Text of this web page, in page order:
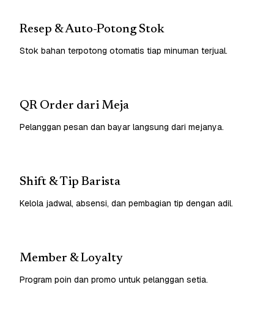
Resep & Auto-Potong Stok
Stok bahan terpotong otomatis tiap minuman terjual.
QR Order dari Meja
Pelanggan pesan dan bayar langsung dari mejanya.
Shift & Tip Barista
Kelola jadwal, absensi, dan pembagian tip dengan adil.
Member & Loyalty
Program poin dan promo untuk pelanggan setia.